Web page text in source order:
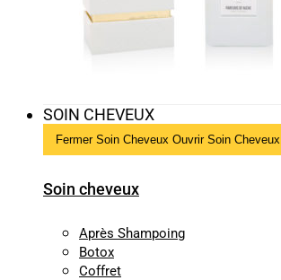
SOIN CHEVEUX
Fermer Soin Cheveux Ouvrir Soin Cheveux
Soin cheveux
Après Shampoing
Botox
Coffret